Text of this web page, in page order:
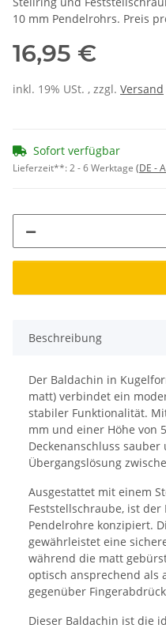
10 mm Pendelrohrs. Preis
16,95 €
inkl. 19% USt. , zzgl. Versand
Sofort verfügbar
Lieferzeit**:2 - 6 Werktage (DE -
Beschreibung
Der Baldachin in
matt) verbindet ein
stabiler Funktionalität.
mm und einer Höhe von
Deckenanschluss
Übergangslösung
Ausgestattet mit einem
Feststellschraube, ist
Pendelrohre konzipiert.
gewährleistet eine
während die matt
optisch ansprechend als
gegenüber
Dieser Baldachin ist die